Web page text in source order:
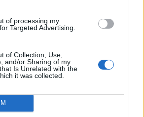
of processing my
Targeted Advertising.
of Collection, Use,
and/or Sharing of my
Is Unrelated with the
it was collected.
nome di tutta la squadra. Per
gente che nonostante i
un po' più bassi riesce
cerchiamo ad ogni
anche per loro".